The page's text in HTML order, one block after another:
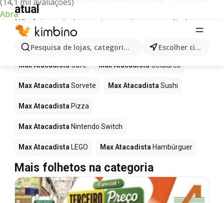
Abra
Pesquisa de lojas, categorias,produtos... Escolher cidade
atual
Não foi possível encontrar quaisquer resultados
para este termo.
Mais produtos em Max Atacadista
Max Atacadista Café Max Atacadista Celulares
Max Atacadista Sorvete Max Atacadista Sushi
Max Atacadista Pizza
Max Atacadista Nintendo Switch
Max Atacadista LEGO Max Atacadista Hambúrguer
Mais folhetos na categoria